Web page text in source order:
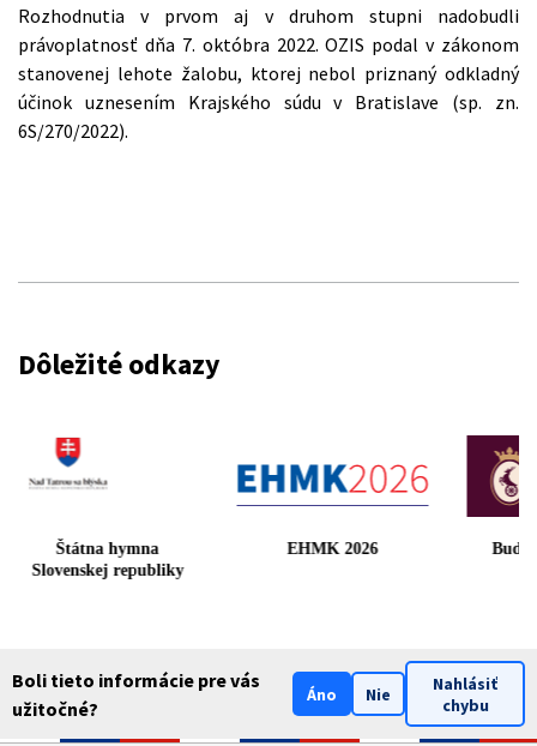
Rozhodnutia v prvom aj v druhom stupni nadobudli
právoplatnosť dňa 7. októbra 2022. OZIS podal v zákonom
stanovenej lehote žalobu, ktorej nebol priznaný odkladný
účinok uznesením Krajského súdu v Bratislave (sp. zn.
6S/270/2022).
Dôležité odkazy
Štátna hymna
Slovenskej republiky
EHMK 2026
Boli tieto informácie pre vás
užitočné?
Áno Nie
Nahlásiť
chybu